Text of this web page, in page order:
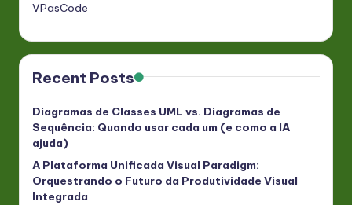
VPasCode
Recent Posts
Diagramas de Classes UML vs. Diagramas de
Sequência: Quando usar cada um (e como a IA
ajuda)
A Plataforma Unificada Visual Paradigm:
Orquestrando o Futuro da Produtividade Visual
Integrada